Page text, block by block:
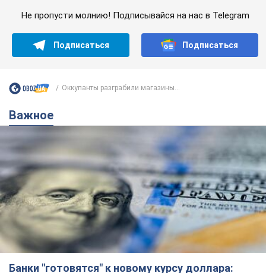
Банки "готовятся" к новому курсу доллара:
украинцам рассказали, чего ожидать в
ближайшие дни
Каким будет курс валюты в обменниках
6.08.2026 22:58 151,7 т.
Украинцам обещают по 850 грн от
мобильных операторов: что не так с